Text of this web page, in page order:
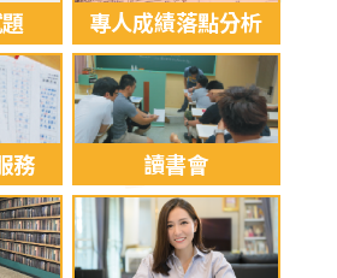
專人成績落點分析
務 讀書會